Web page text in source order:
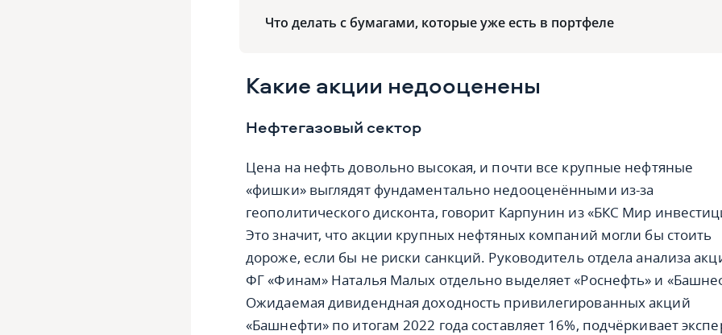
Что делать с бумагами, которые уже есть в портфеле
Какие акции недооценены
Нефтегазовый сектор
Цена на нефть довольно высокая, и почти все крупные нефтяные
«фишки» выглядят фундаментально недооценёнными из-за
геополитического дисконта, говорит Карпунин из «БКС Мир
Это значит, что акции крупных нефтяных компаний могли бы стоить
дороже, если бы не риски санкций. Руководитель отдела анализа
ФГ «Финам» Наталья Малых отдельно выделяет «Роснефть» и
Ожидаемая дивидендная доходность привилегированных акций
«Башнефти» по итогам 2022 года составляет 16%, подчёркивает